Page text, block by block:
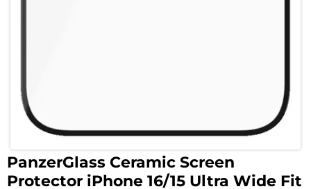
PanzerGlass Ceramic Screen
Protector iPhone 16/15 Ultra Wide Fit